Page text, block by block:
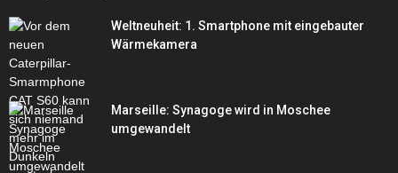
Weltneuheit: 1. Smartphone mit eingebauter
Wärmekamera
Marseille: Synagoge wird in Moschee
umgewandelt